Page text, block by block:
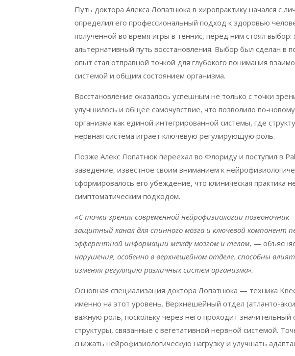
Путь доктора Алекса Лопатнюка в хиропрактику начался с
определил его профессиональный подход к здоровью
полученной во время игры в теннис, перед ним стоял выбор:
альтернативный путь восстановления. Выбор был сделан в
опыт стал отправной точкой для глубокого понимания
системой и общим состоянием организма.
Восстановление оказалось успешным не только с точки
улучшилось и общее самочувствие, что позволило по-
организма как единой интегрированной системы, где
нервная система играет ключевую регулирующую роль.
Позже Алекс Лопатнюк переехал во Флориду и поступил в
заведение, известное своим вниманием к
сформировалось его убеждение, что клиническая практика
симптоматическим подходом.
«С точки зрения современной нейрофизиологии позвоночник
защитный канал для спинного мозга и ключевой компонент
эфферентной информации между мозгом и телом, —
нарушения, особенно в верхнешейном отделе, способны
изменяя регуляцию различных систем организма».
Основная специализация доктора Лопатнюка — техника
именно на этот уровень. Верхнешейный отдел (атланто-
важную роль, поскольку через него проходит
структуры, связанные с вегетативной нервной системой.
снижать нейрофизиологическую нагрузку и улучшать